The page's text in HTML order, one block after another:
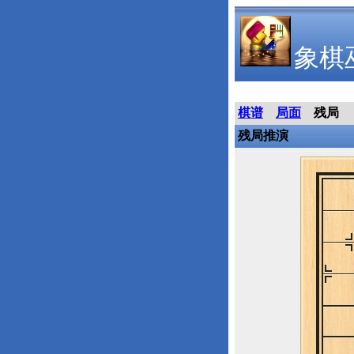
象棋
棋谱 局面
残局
残局推演